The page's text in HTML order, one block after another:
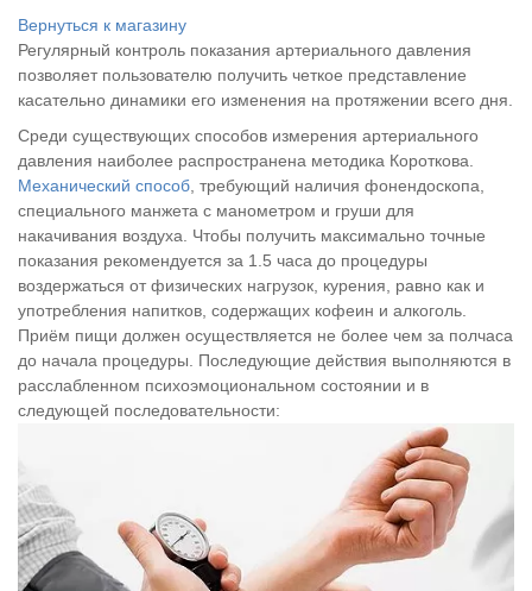
Вернуться к магазину
Регулярный контроль показания артериального давления
позволяет пользователю получить четкое представление
касательно динамики его изменения на протяжении всего дня.
Среди существующих способов измерения артериального
давления наиболее распространена методика Короткова.
Механический способ , требующий наличия фонендоскопа,
специального манжета с манометром и груши для
накачивания воздуха. Чтобы получить максимально точные
показания рекомендуется за 1.5 часа до процедуры
воздержаться от физических нагрузок, курения, равно как и
употребления напитков, содержащих кофеин и алкоголь.
Приём пищи должен осуществляется не более чем за полчаса
до начала процедуры. Последующие действия выполняются в
расслабленном психоэмоциональном состоянии и в
следующей последовательности: